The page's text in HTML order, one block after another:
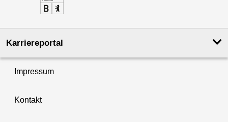
Karriereportal
Impressum
Kontakt